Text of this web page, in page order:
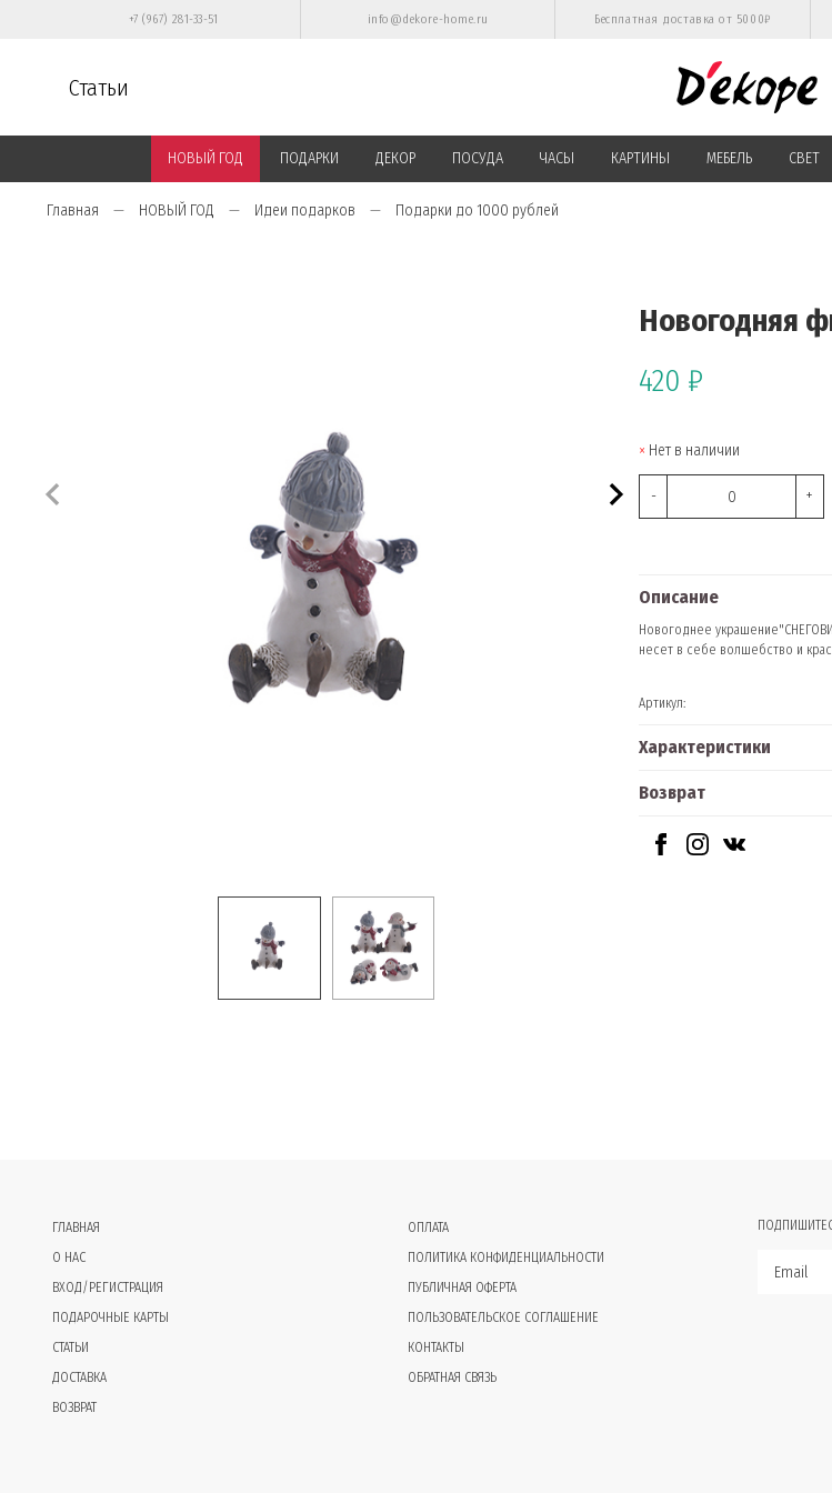
+7 (967) 281-33-51 info@dekore-home.ru Бесплатная доставка от 5000₽
Статьи
НОВЫЙ ГОД ПОДАРКИ ДЕКОР ПОСУДА ЧАСЫ КАРТИНЫ МЕБЕЛЬ СВЕТ
Главная НОВЫЙ ГОД Идеи подарков Подарки до 1000 рублей
Новогодняя
420 ₽
Нет в наличии
- +
Описание
Новогоднее
несет в себе волшебство и
Артикул:
Характеристики
Возврат
ГЛАВНАЯ
О НАС
ВХОД/РЕГИСТРАЦИЯ
ПОДАРОЧНЫЕ КАРТЫ
СТАТЬИ
ДОСТАВКА
ВОЗВРАТ
ОПЛАТА
ПОЛИТИКА КОНФИДЕНЦИАЛЬНОСТИ
ПУБЛИЧНАЯ ОФЕРТА
ПОЛЬЗОВАТЕЛЬСКОЕ СОГЛАШЕНИЕ
КОНТАКТЫ
ОБРАТНАЯ СВЯЗЬ